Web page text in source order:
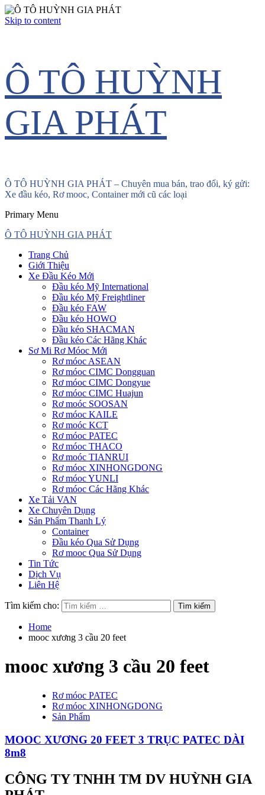
Skip to content
Ô TÔ HUỲNH
GIA PHÁT
Ô TÔ HUỲNH GIA PHÁT – Chuyên mua bán, trao đổi, ký gửi:
Xe đầu kéo, Rơ mooc, Container mới cũ các loại
Primary Menu
Ô TÔ HUỲNH GIA PHÁT
Trang Chủ
Giới Thiệu
Xe Đầu Kéo Mới
Đầu kéo Mỹ International
Đầu kéo Mỹ Freightliner
Đầu kéo FAW
Đầu kéo HOWO
Đầu kéo SHACMAN
Đầu kéo Các Hãng Khác
Sơ Mi Rơ Móoc Mới
Rơ móoc ASEAN
Rơ móoc CIMC Dongguan
Rơ móoc CIMC Dongyue
Rơ móoc CIMC Huajun
Rơ moóc SOOSAN
Rơ móoc KAILE
Rơ moóc KCT
Rơ móoc PATEC
Rơ móoc THACO
Rơ moóc TIANRUI
Rơ móoc XINHONGDONG
Rơ móoc YUNLI
Rơ móoc Các Hãng Khác
Xe Tải VAN
Xe Chuyên Dụng
Sản Phẩm Thanh Lý
Container
Đầu kéo Qua Sử Dụng
Rơ mooc Qua Sử Dụng
Tin Tức
Dịch Vụ
Liên Hệ
Tìm kiếm cho:
Home
mooc xương 3 cầu 20 feet
mooc xương 3 cầu 20 feet
Rơ móoc PATEC
Rơ móoc XINHONGDONG
Sản Phẩm
MOOC XƯƠNG 20 FEET 3 TRỤC PATEC DÀI
8m8
CÔNG TY TNHH TM DV HUỲNH GIA